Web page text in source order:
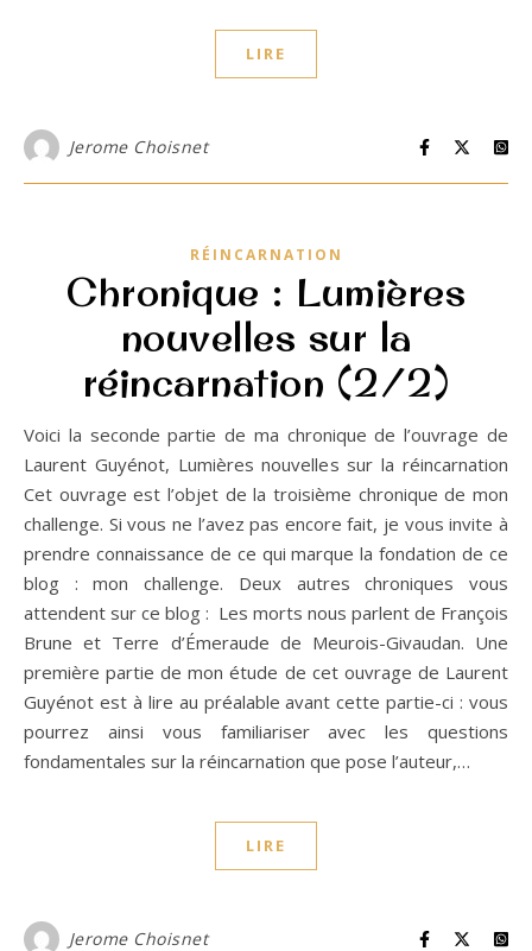
LIRE
Jerome Choisnet
RÉINCARNATION
Chronique : Lumières
nouvelles sur la
réincarnation (2/2)
Voici la seconde partie de ma chronique de l’ouvrage de
Laurent Guyénot, Lumières nouvelles sur la réincarnation
Cet ouvrage est l’objet de la troisième chronique de mon
challenge. Si vous ne l’avez pas encore fait, je vous invite à
prendre connaissance de ce qui marque la fondation de ce
blog : mon challenge. Deux autres chroniques vous
attendent sur ce blog : Les morts nous parlent de François
Brune et Terre d’Émeraude de Meurois-Givaudan. Une
première partie de mon étude de cet ouvrage de Laurent
Guyénot est à lire au préalable avant cette partie-ci : vous
pourrez ainsi vous familiariser avec les questions
fondamentales sur la réincarnation que pose l’auteur,…
LIRE
Jerome Choisnet